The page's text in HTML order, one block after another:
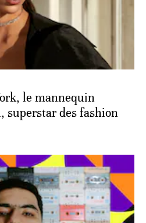
le mannequin
superstar des fashion